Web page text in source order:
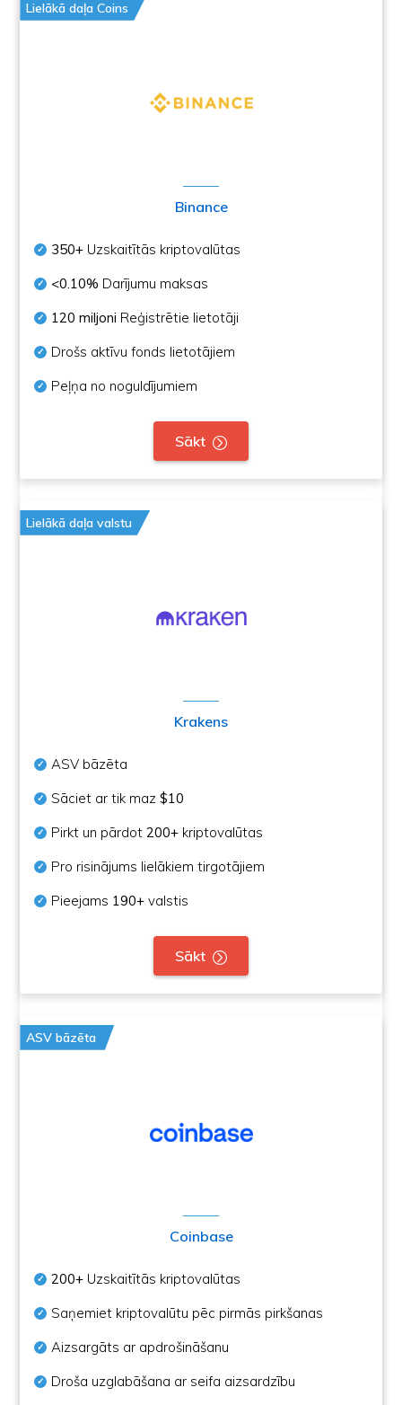
Lielākā daļa Coins
Binance
350+ Uzskaitītās kriptovalūtas
<0.10% Darījumu maksas
120 miljoni Reģistrētie lietotāji
Drošs aktīvu fonds lietotājiem
Peļņa no noguldījumiem
Sākt
Lielākā daļa valstu
Krakens
ASV bāzēta
Sāciet ar tik maz$10
Pirkt un pārdot200+ kriptovalūtas
Pro risinājums lielākiem tirgotājiem
Pieejams 190+ valstis
Sākt
ASV bāzēta
Coinbase
200+ Uzskaitītās kriptovalūtas
Saņemiet kriptovalūtu pēc pirmās pirkšanas
Aizsargāts ar apdrošināšanu
Droša uzglabāšana ar seifa aizsardzību